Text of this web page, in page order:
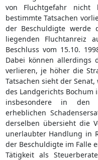
von Fluchtgefahr nicht
bestimmte Tatsachen
der Beschuldigte werde
liegenden Fluchtanreiz
Beschluss vom 15.10.
Dabei können allerdings
verlieren, je höher die
Tatsachen sieht der
des Landgerichts
insbesondere in den
erheblichen
derselben übersieht die
unerlaubter Handlung in
der Beschuldigte im Falle
Tätigkeit als